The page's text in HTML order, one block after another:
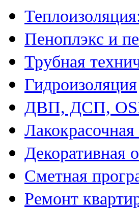
Пеноплэкс и
Трубная
Гидроизоляция
ДВП, ДСП,
Декоративная
Сметная
Ремонт